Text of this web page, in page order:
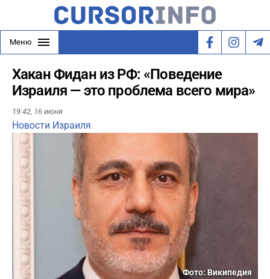
Меню
Хакан Фидан из РФ: «Поведение
Израиля — это проблема всего мира»
19:42, 16 июня
Новости Израиля
Фото: Википедия